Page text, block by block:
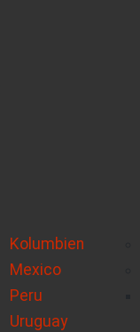
Kolumbien
Mexico
Peru
Uruguay